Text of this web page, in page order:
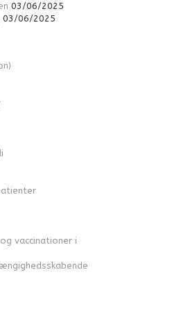
03/06/2025
03/06/2025
vaccinationer i